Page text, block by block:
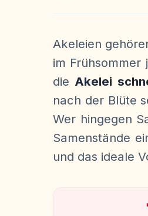
Akeleien
im Frühsommer
die Akelei
nach der Blüte
Wer hingegen
Samenstände
und das ideale